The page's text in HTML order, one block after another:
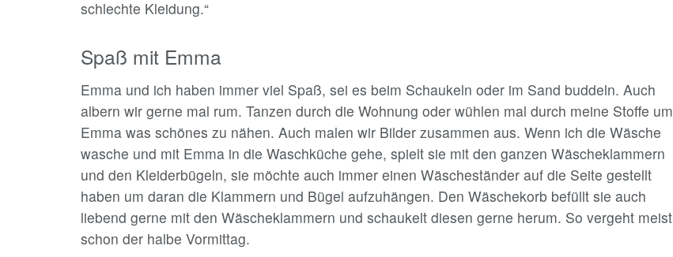
schlechte Kleidung.“
Spaß mit Emma
Emma und ich haben immer viel Spaß, sei es beim Schaukeln oder im Sand buddeln. Auch
albern wir gerne mal rum. Tanzen durch die Wohnung oder wühlen mal durch meine Stoffe um
Emma was schönes zu nähen. Auch malen wir Bilder zusammen aus. Wenn ich die Wäsche
wasche und mit Emma in die Waschküche gehe, spielt sie mit den ganzen Wäscheklammern
und den Kleiderbügeln, sie möchte auch immer einen Wäscheständer auf die Seite gestellt
haben um daran die Klammern und Bügel aufzuhängen. Den Wäschekorb befüllt sie auch
liebend gerne mit den Wäscheklammern und schaukelt diesen gerne herum. So vergeht meist
schon der halbe Vormittag.